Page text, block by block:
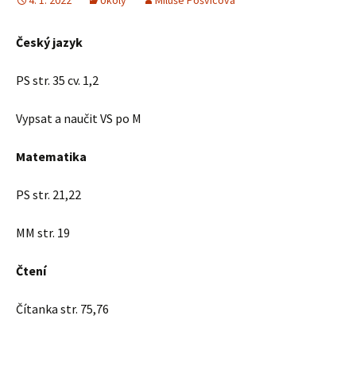
Český jazyk
PS str. 35 cv. 1,2
Vypsat a naučit VS po M
Matematika
PS str. 21,22
MM str. 19
Čtení
Čítanka str. 75,76